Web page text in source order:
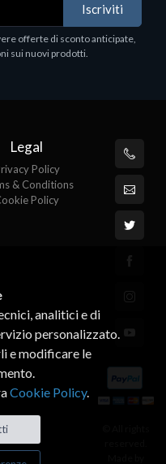
Iscriviti
offerte di sconto anticipate,
sui nuovi prodotti.
Legal
Policy
& Conditions
Policy
analitici e di
personalizzato.
e modificare le
Cookie Policy.